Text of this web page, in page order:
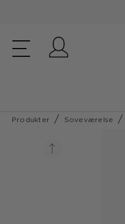
Produkter Soveværelse